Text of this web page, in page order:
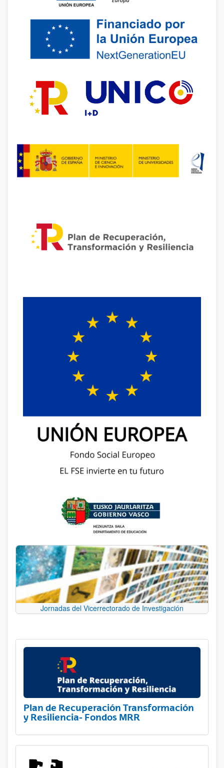
Jornadas del Vicerrectorado de Investigación
Plan de Recuperación Transformación
y Resiliencia- Fondos MRR